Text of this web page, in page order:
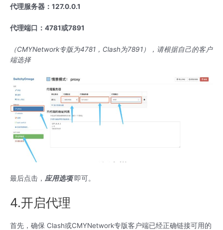
代理服务器： 127.0.0.1
代理端口： 4781或7891
（CMYNetwork专版为4781 ， Clash为7891 ），请根据自己的客户
端选择
最后点击， 应用选项 即可。
4.开启代理
首先，确保 Clash或CMYNetwork专版客户端已经正确链接可用的